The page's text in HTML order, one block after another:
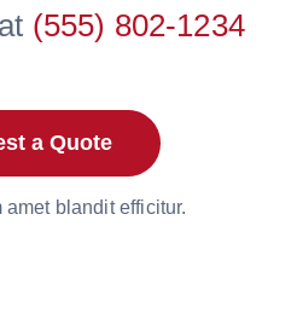
(555) 802-1234
a Quote
blandit efficitur.